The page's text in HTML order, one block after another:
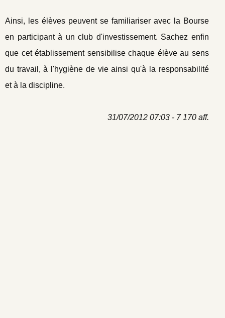
Ainsi, les élèves peuvent se familiariser avec la Bourse
en participant à un club d'investissement. Sachez enfin
que cet établissement sensibilise chaque élève au sens
du travail, à l'hygiène de vie ainsi qu'à la responsabilité
et à la discipline.
31/07/2012 07:03 - 7 170 aff.